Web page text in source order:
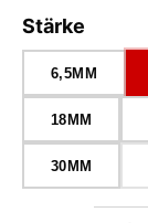
Stärke
6,5MM
18MM
30MM